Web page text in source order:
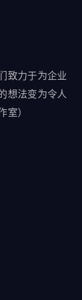
致力于为企业
想法变为令人
）